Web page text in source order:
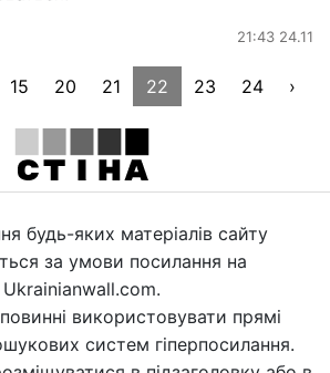
21:43 24.11
15 20 21 22 23 24 ›
будь-яких матеріалів сайту
за умови посилання на
Ukrainianwall.com.
використовувати прямі
систем гіперпосилання.